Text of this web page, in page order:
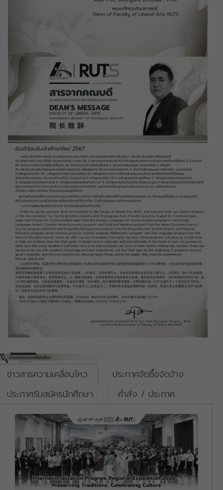
ข่าวสารความเคลื่อนไหว
ประกาศจัดซื้อจัดจ้าง
ประกาศรับสมัครนักศึกษา
คำสั่ง / ประกาศ